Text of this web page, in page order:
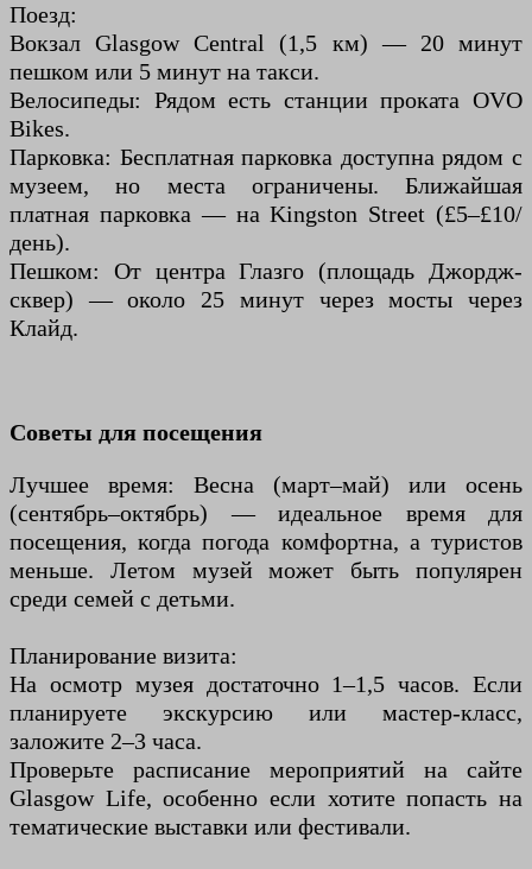
Поезд:
Вокзал Glasgow Central (1,5 км) — 20 минут
пешком или 5 минут на такси.
Велосипеды: Рядом есть станции проката OVO
Bikes.
Парковка: Бесплатная парковка доступна рядом с
музеем, но места ограничены. Ближайшая
платная парковка — на Kingston Street (£5–£10/
день).
Пешком: От центра Глазго (площадь Джордж-
сквер) — около 25 минут через мосты через
Клайд.
Советы для посещения
Лучшее время: Весна (март–май) или осень
(сентябрь–октябрь) — идеальное время для
посещения, когда погода комфортна, а туристов
меньше. Летом музей может быть популярен
среди семей с детьми.
Планирование визита:
На осмотр музея достаточно 1–1,5 часов. Если
планируете экскурсию или мастер-класс,
заложите 2–3 часа.
Проверьте расписание мероприятий на сайте
Glasgow Life, особенно если хотите попасть на
тематические выставки или фестивали.